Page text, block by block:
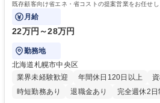
既存顧客向け省エネ・省コストの提案営業をお任せし
月給
22万円～28万円
勤務地
北海道札幌市中央区
業界未経験歓迎
年間休日120日以上
時短勤務あり
退職金あり 完全週休2日